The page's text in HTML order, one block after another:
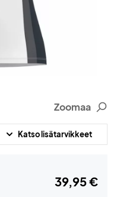
Zoomaa
Katso lisätarvikkeet
39,95 €